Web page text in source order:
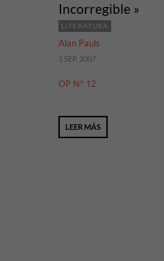
Incorregible »
LITERATURA
Alan Pauls
1 SEP, 2007
OP N° 12
LEER MÁS